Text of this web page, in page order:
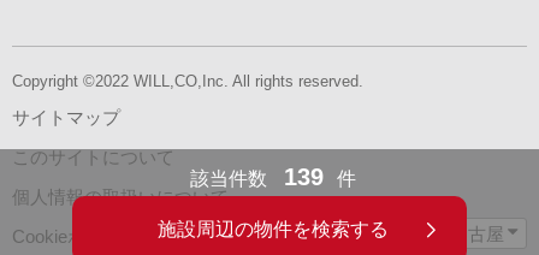
Copyright ©2022 WILL,CO,Inc. All rights reserved.
サイトマップ
このサイトについて
個人情報の取扱いについて
Cookieポリシーについて 名古屋
該当件数 139 件
施設周辺の物件を検索する